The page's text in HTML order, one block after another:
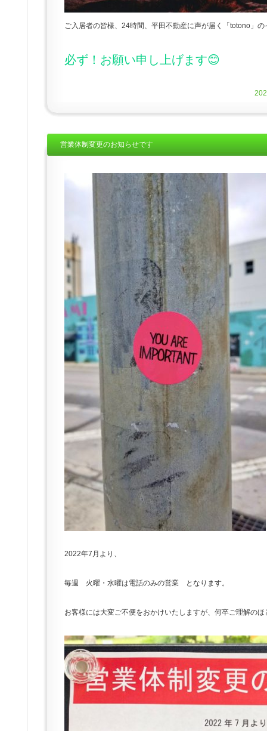
ご入居者の皆様、24時間、平田不動産に声が届く「totono」
必ず！お願い申し上げます😊
営業体制変更のお知らせです
2022年7月 より、
毎週 火曜・水曜は電話のみの営業 となります。
お客様には大変ご不便をおかけいたしますが、何卒ご理解の